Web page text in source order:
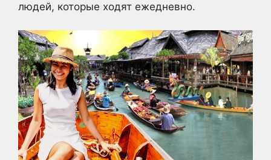
людей, которые ходят ежедневно.